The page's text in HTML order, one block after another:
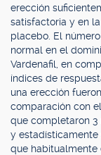
erección
satisfactoria y en
placebo. El
normal en el
Vardenafil, en
índices de
una erección
comparación con
que completaron 3
y estadísticamente
que habitualmente